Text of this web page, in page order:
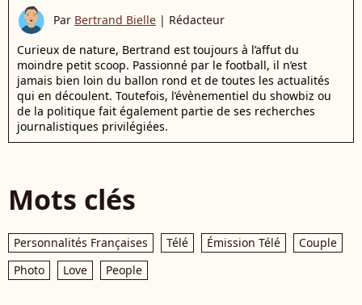
Par Bertrand Bielle | Rédacteur
Curieux de nature, Bertrand est toujours à l’affut du
moindre petit scoop. Passionné par le football, il n’est
jamais bien loin du ballon rond et de toutes les actualités
qui en découlent. Toutefois, l’évènementiel du showbiz ou
de la politique fait également partie de ses recherches
journalistiques privilégiées.
Mots clés
Personnalités Françaises Télé Émission Télé
Couple
Photo
Love People